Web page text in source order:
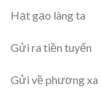
Hạt gạo làng ta
Gửi ra tiền tuyến
Gửi về phương xa